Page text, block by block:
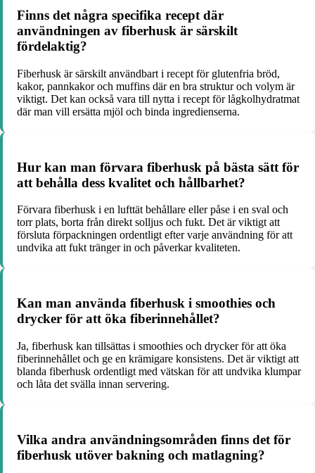
Finns det några specifika recept där
användningen av fiberhusk är särskilt
fördelaktig?
Fiberhusk är särskilt användbart i recept för glutenfria bröd,
kakor, pannkakor och muffins där en bra struktur och volym är
viktigt. Det kan också vara till nytta i recept för lågkolhydratmat
där man vill ersätta mjöl och binda ingredienserna.
Hur kan man förvara fiberhusk på bästa sätt för
att behålla dess kvalitet och hållbarhet?
Förvara fiberhusk i en lufttät behållare eller påse i en sval och
torr plats, borta från direkt solljus och fukt. Det är viktigt att
försluta förpackningen ordentligt efter varje användning för att
undvika att fukt tränger in och påverkar kvaliteten.
Kan man använda fiberhusk i smoothies och
drycker för att öka fiberinnehållet?
Ja, fiberhusk kan tillsättas i smoothies och drycker för att öka
fiberinnehållet och ge en krämigare konsistens. Det är viktigt att
blanda fiberhusk ordentligt med vätskan för att undvika klumpar
och låta det svälla innan servering.
Vilka andra användningsområden finns det för
fiberhusk utöver bakning och matlagning?